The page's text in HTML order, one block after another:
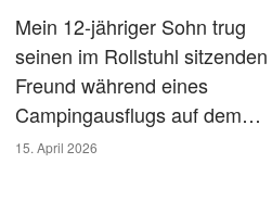
Mein 12-jähriger Sohn trug
seinen im Rollstuhl sitzenden
Freund während eines
Campingausflugs auf dem
Rücken, damit er sich nicht
15. April 2026